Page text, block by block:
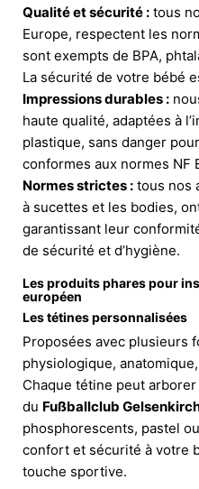
Qualité et sécurité : tous
Europe, respectent les
sont exempts de BPA,
La sécurité de votre bébé
Impressions durables :
haute qualité, adaptées à
plastique, sans danger
conformes aux normes NF
Normes strictes : tous nos
à sucettes et les bodies,
garantissant leur
de sécurité et d’hygiène.
Les produits phares pour
européen
Les tétines personnalisées
Proposées avec plusieurs
physiologique,
Chaque tétine peut
du Fußballclub
phosphorescents, pastel
confort et sécurité à votre
touche sportive.